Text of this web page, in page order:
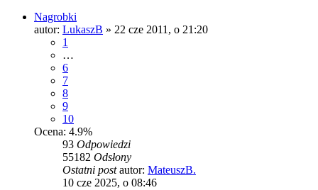
Nagrobki
autor: LukaszB » 22 cze 2011, o 21:20
1
…
6
7
8
9
10
Ocena: 4.9%
93 Odpowiedzi
55182 Odsłony
Ostatni postautor: MateuszB.
10 cze 2025, o 08:46